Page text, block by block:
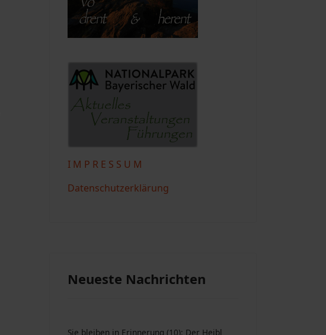
I M P R E S S U M
Datenschutzerklärung
Neueste Nachrichten
Sie bleiben in Erinnerung (10): Der Heibl